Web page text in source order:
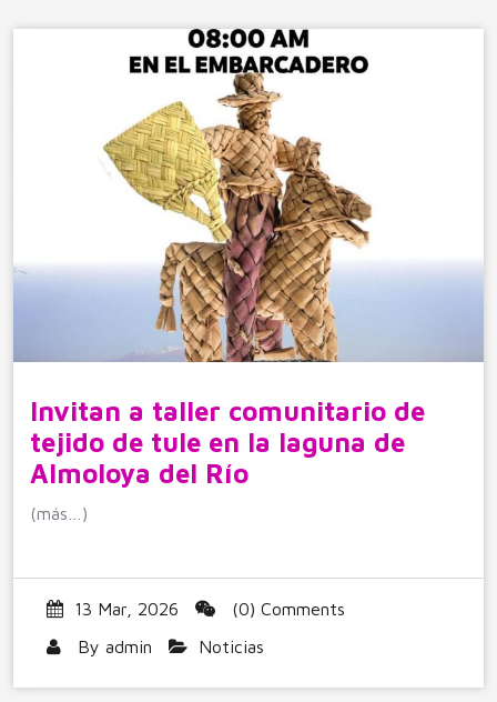
Invitan a taller comunitario de
tejido de tule en la laguna de
Almoloya del Río
(más…)
13 Mar, 2026
(0) Comments
By admin Noticias